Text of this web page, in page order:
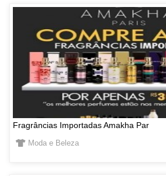
Fragrâncias Importadas Amakha Par
Moda e Beleza